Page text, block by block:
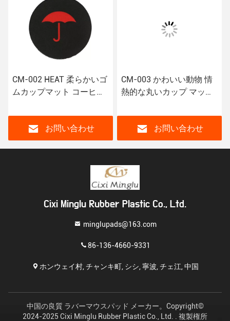
CM-002 HEAT 柔らかいゴ
ムカップマット コーヒー
み物コースター
お問い合わせ
CM-003 かわいい動物 情
熱的な丸いカップ マット
スター
お問い合わせ
Cixi Minglu Rubber Plastic Co., Ltd.
minglupads@163.com
86-136-4660-9331
ホンウェイ村, チャンキ町, シシ, 寧波, チェ江, 中国
中国の良質 ラバーマウスパッド メーカー。Copyright©
2024-2025 Cixi Minglu Rubber Plastic Co., Ltd. . 複製権所